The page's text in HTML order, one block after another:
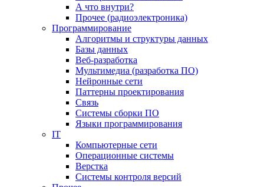
А что внутри?
Прочее (радиоэлектроника)
Программирование
Алгоритмы и структуры данных
Базы данных
Веб-разработка
Мультимедиа (разработка ПО)
Нейронные сети
Паттерны проектирования
Связь
Системы сборки ПО
Языки программирования
IT
Компьютерные сети
Операционные системы
Верстка
Системы контроля версий